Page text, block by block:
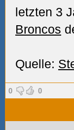
letzten 3
Broncos
Quelle:
0 0